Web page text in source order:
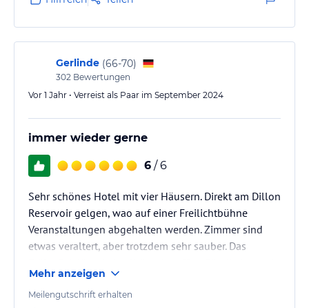
Mikrowelle und eine Plastik-Kaffeemaschine. Ein
Kleiderschank gibt es nicht, es…
Gerlinde (66-70)
302 Bewertungen
Vor 1 Jahr • Verreist als Paar im September 2024
immer wieder gerne
6 / 6
Sehr schönes Hotel mit vier Häusern. Direkt am Dillon
Reservoir gelgen, wao auf einer Freilichtbühne
Veranstaltungen abgehalten werden. Zimmer sind
etwas veraltert, aber trotzdem sehr sauber. Das
angemessener Preis. Kostenlose Parkplätze.
Mehr anzeigen
Meilengutschrift erhalten